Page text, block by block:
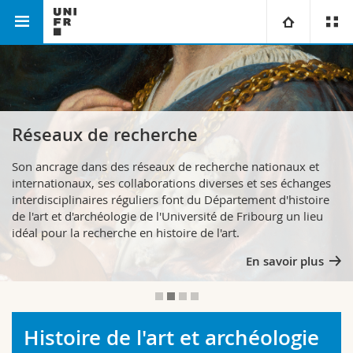
Université
Etudes
Recherche
Université
Formation continue
Facultés
Droit
Sciences économiques et sociales et management
Lettres et sciences humaines
Futurs étudiants
Etudiants
Ressources
Annuaire du personnel
Plan d'accès
Faculté des lettres et des
sciences humaines
Département d'histoire de l'art
et d'archéologie
Réseaux de recherche
Son ancrage dans des réseaux de recherche nationaux et
internationaux, ses collaborations diverses et ses échanges
interdisciplinaires réguliers font du Département d'histoire
de l'art et d'archéologie de l'Université de Fribourg un lieu
idéal pour la recherche en histoire de l'art.
En savoir plus
Histoire de l'art et archéologie